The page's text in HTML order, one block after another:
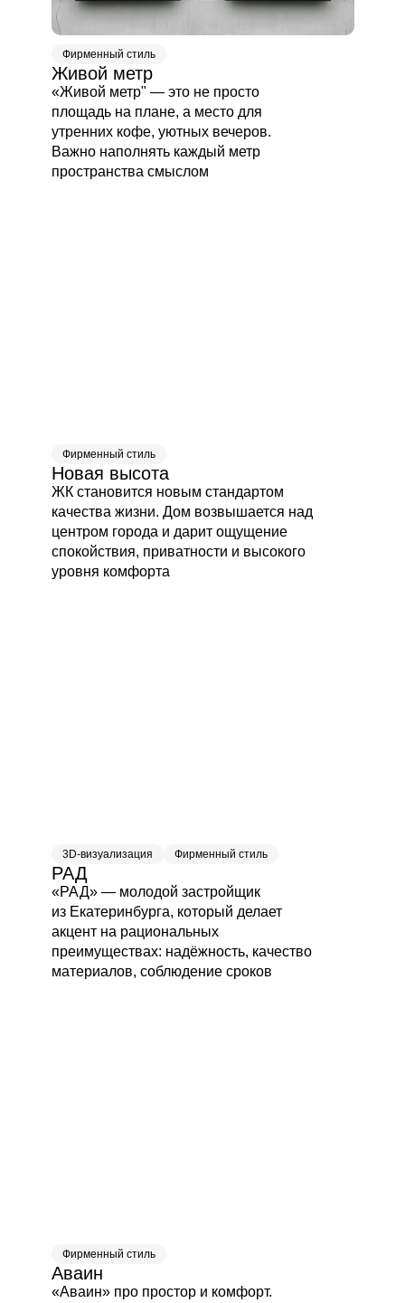
Фирменный стиль
Живой метр
«Живой метр" — это не просто
площадь на плане, а место для
утренних кофе, уютных вечеров.
Важно наполнять каждый метр
пространства смыслом
Фирменный стиль
Новая высота
ЖК становится новым стандартом
качества жизни. Дом возвышается над
центром города и дарит ощущение
спокойствия, приватности и высокого
уровня комфорта
3D-визуализация Фирменный стиль
РАД
«РАД» — молодой застройщик
из Екатеринбурга, который делает
акцент на рациональных
преимуществах: надёжность, качество
материалов, соблюдение сроков
Фирменный стиль
Аваин
«Аваин» про простор и комфорт.